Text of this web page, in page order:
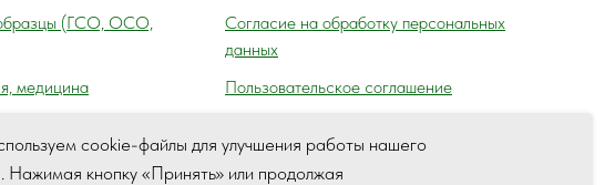
cookie-файлы для улучшения работы нашего
Нажимая кнопку «Принять» или продолжая
(ГСО, ОСО,
медицина
Согласие на обработку персональных
данных
Пользовательское соглашение